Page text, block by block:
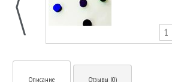
Описание Отзывы (0)